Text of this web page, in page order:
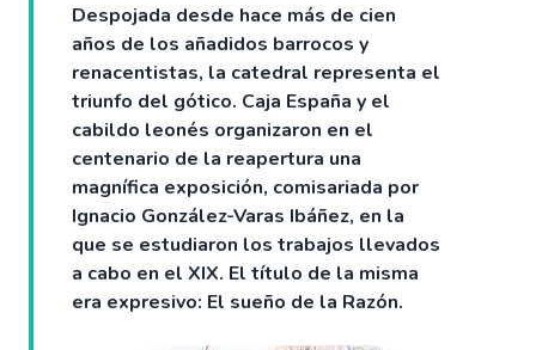
Despojada desde hace más de cien
años de los añadidos barrocos y
renacentistas, la catedral representa el
triunfo del gótico. Caja España y el
cabildo leonés organizaron en el
centenario de la reapertura una
magnífica exposición, comisariada por
Ignacio González-Varas Ibáñez, en la
que se estudiaron los trabajos llevados
a cabo en el XIX. El título de la misma
era expresivo: El sueño de la Razón.